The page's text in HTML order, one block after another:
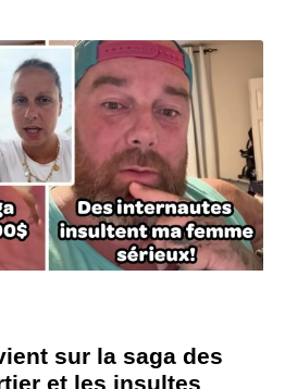
sur la saga des
et les insultes